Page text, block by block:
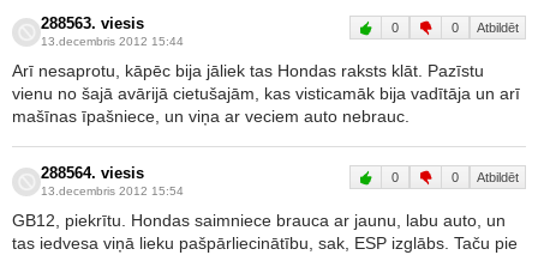
288563. viesis
13.decembris 2012 15:44
0 0 Atbildēt
Arī nesaprotu, kāpēc bija jāliek tas Hondas raksts klāt. Pazīstu
vienu no šajā avārijā cietušajām, kas visticamāk bija vadītāja un arī
mašīnas īpašniece, un viņa ar veciem auto nebrauc.
288564. viesis
13.decembris 2012 15:54
0 0 Atbildēt
GB12, piekrītu. Hondas saimniece brauca ar jaunu, labu auto, un
tas iedvesa viņā lieku pašpārliecinātību, sak, ESP izglābs. Taču pie